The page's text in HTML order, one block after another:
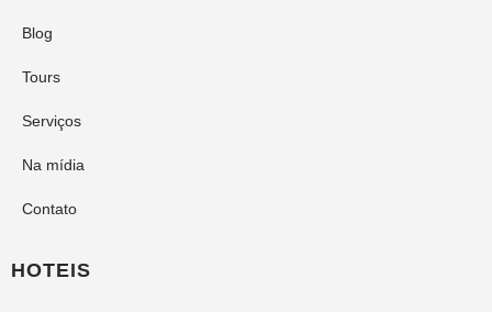
Blog
Tours
Serviços
Na mídia
Contato
HOTEIS